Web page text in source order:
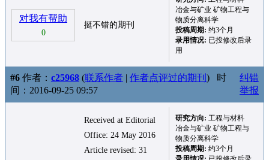
对我有帮助
0
挺不错的期刊
冶金与矿业 矿物工程与
物质分离科学
投稿周期: 约3个月
录用情况: 已投修改后录
用
#6 作者： c25968 (联系作者 | 作者点评过的期刊 ) 时
间：2016-09-25 09:57
纠错
举报
Received at Editorial
Office: 24 May 2016
Article revised: 31
研究方向: 工程与材料
冶金与矿业 矿物工程与
物质分离科学
投稿周期: 约3个月